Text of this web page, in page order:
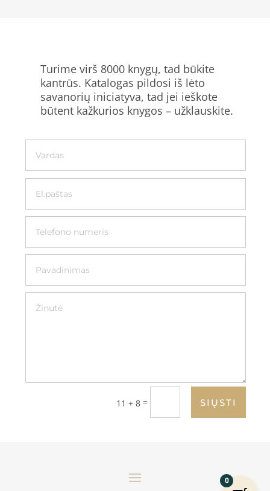
Turime virš 8000 knygų, tad būkite
kantrūs. Katalogas pildosi iš lėto
savanorių iniciatyva, tad jei ieškote
būtent kažkurios knygos – užklauskite.
11 + 8 = SIŲSTI
0